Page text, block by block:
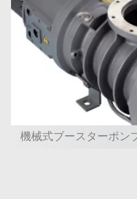
機械式ブースターポン